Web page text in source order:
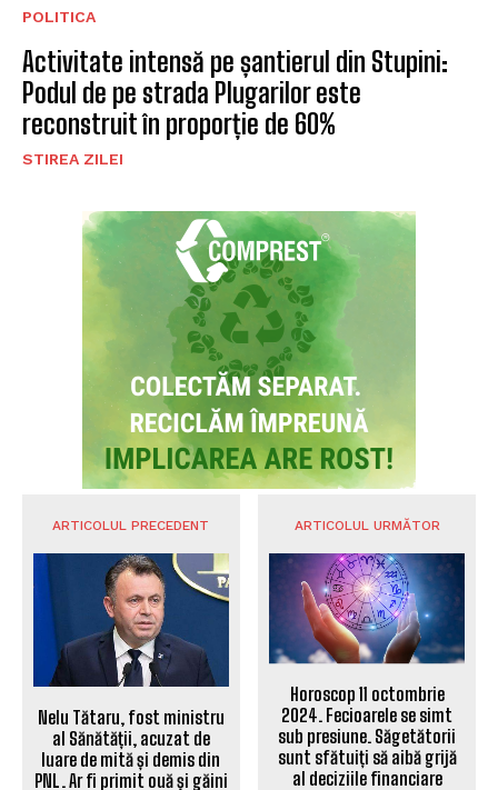
POLITICA
Activitate intensă pe șantierul din Stupini:
Podul de pe strada Plugarilor este
reconstruit în proporție de 60%
STIREA ZILEI
ARTICOLUL PRECEDENT
Nelu Tătaru, fost ministru
al Sănătății, acuzat de
luare de mită și demis din
PNL. Ar fi primit ouă și găini
ARTICOLUL URMĂTOR
Horoscop 11 octombrie
2024. Fecioarele se simt
sub presiune. Săgetătorii
sunt sfătuiți să aibă grijă
al deciziile financiare